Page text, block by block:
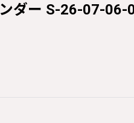
ダー S-26-07-06-